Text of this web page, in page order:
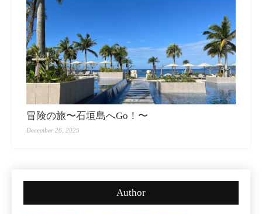
冒険の旅〜石垣島へGo！〜
December 26, 2025
Author